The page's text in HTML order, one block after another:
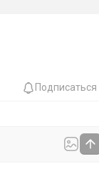
Подписаться